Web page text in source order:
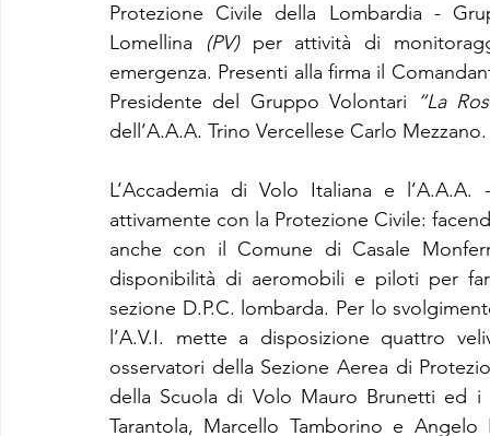
Protezione Civile della Lombardia -
Lomellina
(PV) per attività di
emergenza. Presenti alla firma il
Presidente del Gruppo Volontari
“La
dell’A.A.A. Trino Vercellese Carlo Mezzano.
L’Accademia di Volo Italiana e
attivamente con la Protezione Civile:
anche con il Comune di Casale
disponibilità di aeromobili e piloti per
sezione D.P.C. lombarda. Per lo
l’A.V.I. mette a disposizione quattro
osservatori della Sezione Aerea di
della Scuola di Volo Mauro Brunetti ed i
Tarantola, Marcello Tamborino e